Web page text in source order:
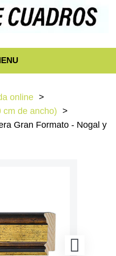
online
cm de ancho)
Gran Formato - Nogal y